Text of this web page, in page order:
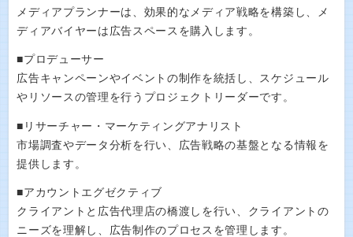
メディアプランナーは、効果的なメディア戦略を構築し、メ
ディアバイヤーは広告スペースを購入します。
■プロデューサー
広告キャンペーンやイベントの制作を統括し、スケジュール
やリソースの管理を行うプロジェクトリーダーです。
■リサーチャー・マーケティングアナリスト
市場調査やデータ分析を行い、広告戦略の基盤となる情報を
提供します。
■アカウントエグゼクティブ
クライアントと広告代理店の橋渡しを行い、クライアントの
ニーズを理解し、広告制作のプロセスを管理します。